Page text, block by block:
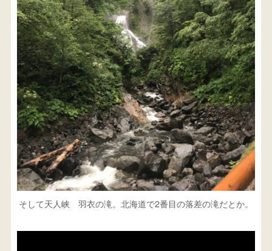
そして天人峡 羽衣の滝。北海道で2番目の落差の滝だとか。